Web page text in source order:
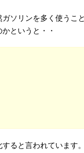
ソリンを多く使うこ
というと・・
ると言われています。